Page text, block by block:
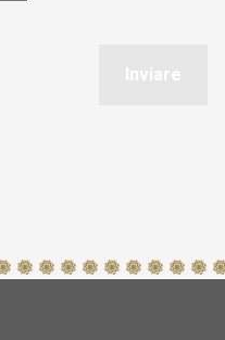
Inviare